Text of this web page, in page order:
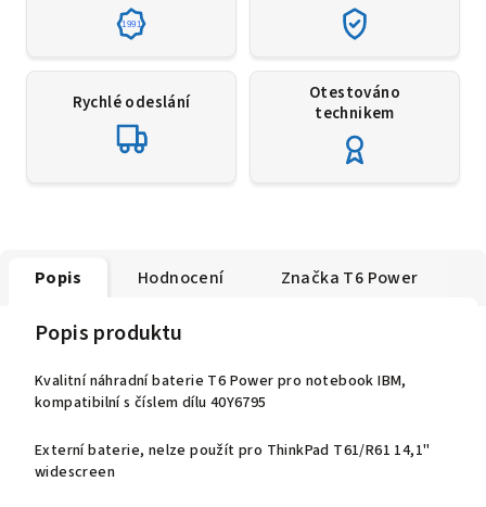
1991
Rychlé odeslání
Otestováno
technikem
Popis Hodnocení Značka T6 Power
Popis produktu
Kvalitní náhradní baterie T6 Power pro notebook IBM,
kompatibilní s číslem dílu 40Y6795
Externí baterie, nelze použít pro ThinkPad T61/R61 14,1"
widescreen